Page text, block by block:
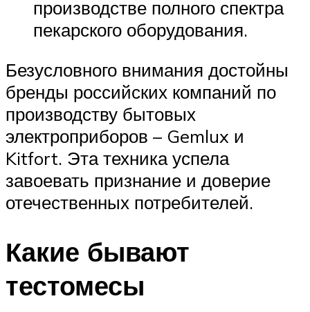
производстве полного спектра
пекарского оборудования.
Безусловного внимания достойны
бренды российских компаний по
производству бытовых
электроприборов – Gemlux и
Kitfort. Эта техника успела
завоевать признание и доверие
отечественных потребителей.
Какие бывают
тестомесы